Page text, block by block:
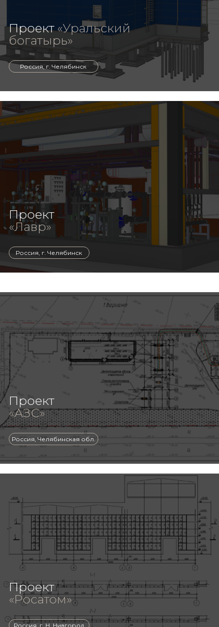
Россия, г. Челябинск
Проект«Уральский
богатырь»
Россия, г. Челябинск
Проект
«Лавр»
Россия, Челябинская обл.
Проект
«АЗС»
Россия, г. Н. Нивгород
Проект
«Росатом»